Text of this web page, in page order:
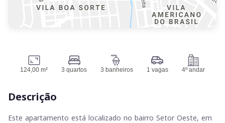
124,00 m² 3 quartos 3 banheiros 1 vagas 4º andar
Descrição
Este apartamento está localizado no bairro Setor Oeste, em